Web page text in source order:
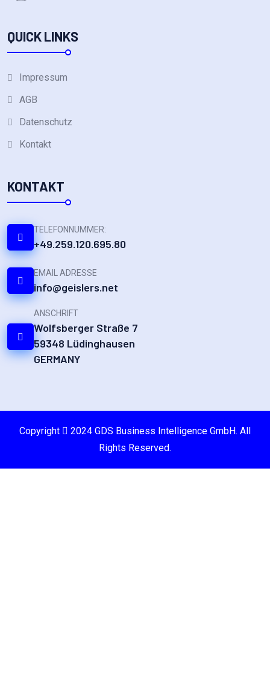
QUICK LINKS
Impressum
AGB
Datenschutz
Kontakt
KONTAKT
TELEFONNUMMER:
+49.259.120.695.80
EMAIL ADRESSE
info@geislers.net
ANSCHRIFT
Wolfsberger Straße 7
59348 Lüdinghausen
GERMANY
Copyright
2024 GDS Business Intelligence GmbH. All
Rights Reserved.